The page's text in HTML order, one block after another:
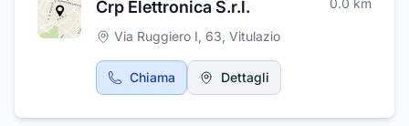
Crp Elettronica S.r.l. 0.0 km
Via Ruggiero I, 63, Vitulazio
Chiama Dettagli